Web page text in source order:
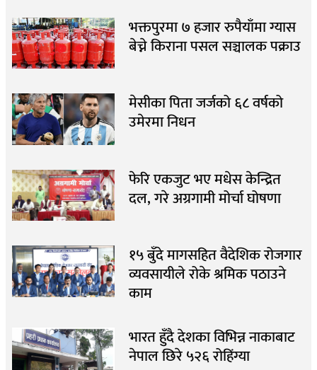
भक्तपुरमा ७ हजार रुपैयाँमा ग्यास
बेच्ने किराना पसल सञ्चालक पक्राउ
मेसीका पिता जर्जको ६८ वर्षको
उमेरमा निधन
फेरि एकजुट भए मधेस केन्द्रित
दल, गरे अग्रगामी मोर्चा घोषणा
१५ बुँदे मागसहित वैदेशिक रोजगार
व्यवसायीले रोके श्रमिक पठाउने
काम
भारत हुँदै देशका विभिन्न नाकाबाट
नेपाल छिरे ५२६ रोहिंग्या